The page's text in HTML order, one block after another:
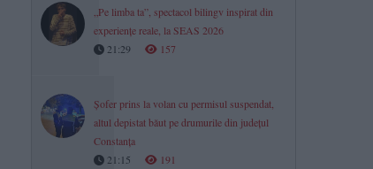
„Pe limba ta”, spectacol bilingv inspirat din
experiențe reale, la SEAS 2026
21:29
157
Șofer prins la volan cu permisul suspendat,
altul depistat băut pe drumurile din județul
Constanța
21:15
191